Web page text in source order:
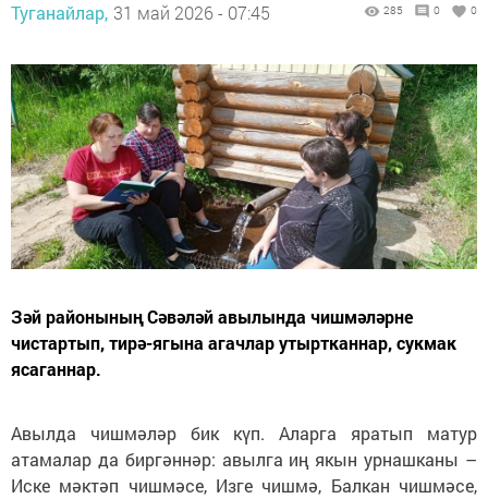
Туганайлар, 31 май 2026 - 07:45 285 0 0
Зәй районының Сәвәләй авылында чишмәләрне
чистартып, тирә-ягына агачлар утыртканнар, сукмак
ясаганнар.
Авылда чишмәләр бик күп. Аларга яратып матур
атамалар да биргәннәр: авылга иң якын урнашканы –
Иске мәктәп чишмәсе, Изге чишмә, Балкан чишмәсе,